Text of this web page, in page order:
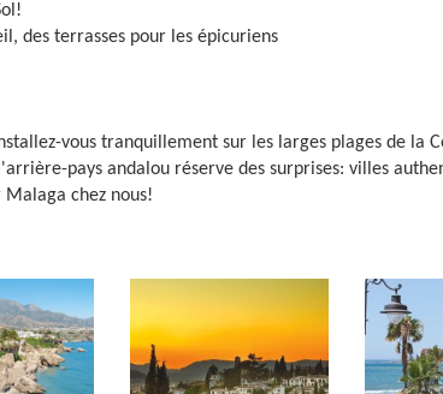
des terrasses pour les épicuriens
vous tranquillement sur les larges plages de la
pays andalou réserve des surprises: villes
Malaga chez nous!